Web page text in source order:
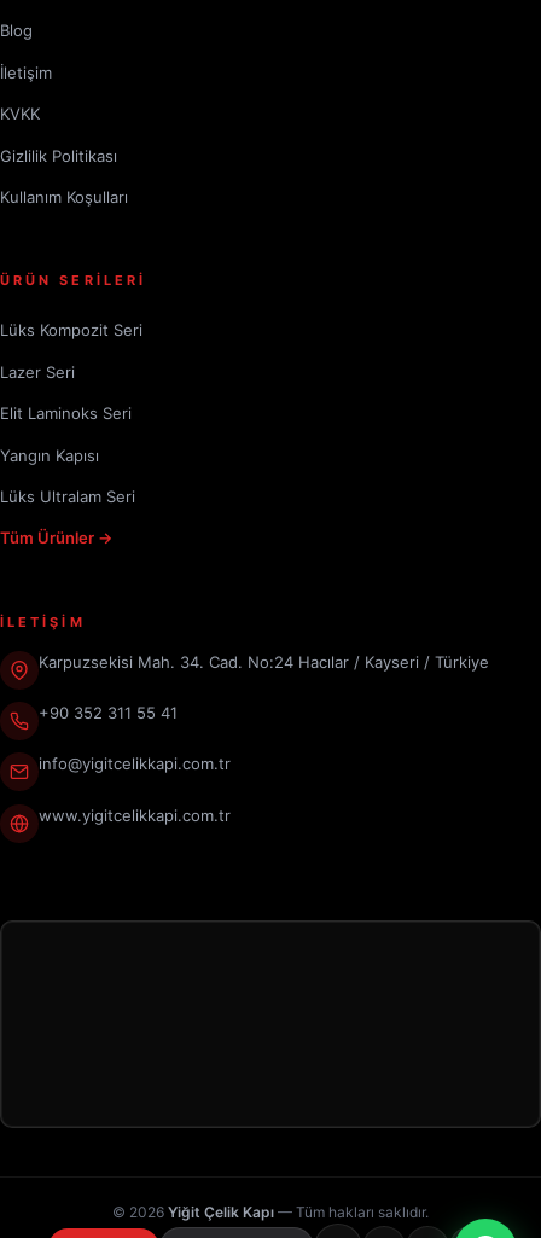
Blog
İletişim
KVKK
Gizlilik Politikası
Kullanım Koşulları
ÜRÜN SERİLERİ
Lüks Kompozit Seri
Lazer Seri
Elit Laminoks Seri
Yangın Kapısı
Lüks Ultralam Seri
Tüm Ürünler →
İLETİŞİM
Karpuzsekisi Mah. 34. Cad. No:24 Hacılar / Kayseri / Türkiye
+90 352 311 55 41
info@yigitcelikkapi.com.tr
www.yigitcelikkapi.com.tr
© 2026 Yiğit Çelik Kapı — Tüm hakları saklıdır.